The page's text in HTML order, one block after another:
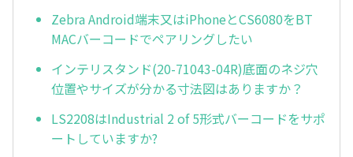
Zebra Android端末又はiPhoneとCS6080をBT
MACバーコードでペアリングしたい
インテリスタンド(20-71043-04R)底面のネジ穴
位置やサイズが分かる寸法図はありますか？
LS2208はIndustrial 2 of 5形式バーコードをサポ
ートしていますか?